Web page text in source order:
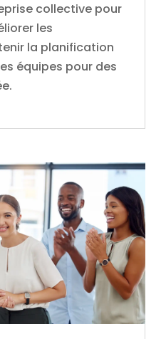
collective pour
les
la planification
équipes pour des